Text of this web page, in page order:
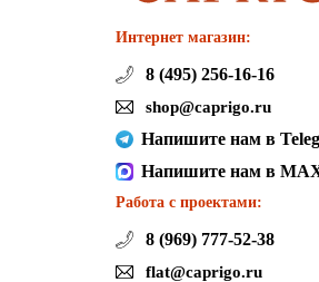
Интернет магазин:
8 (495) 256-16-16
shop@caprigo.ru
Напишите нам в
Напишите нам в
Работа с проектами:
8 (969) 777-52-38
flat@caprigo.ru